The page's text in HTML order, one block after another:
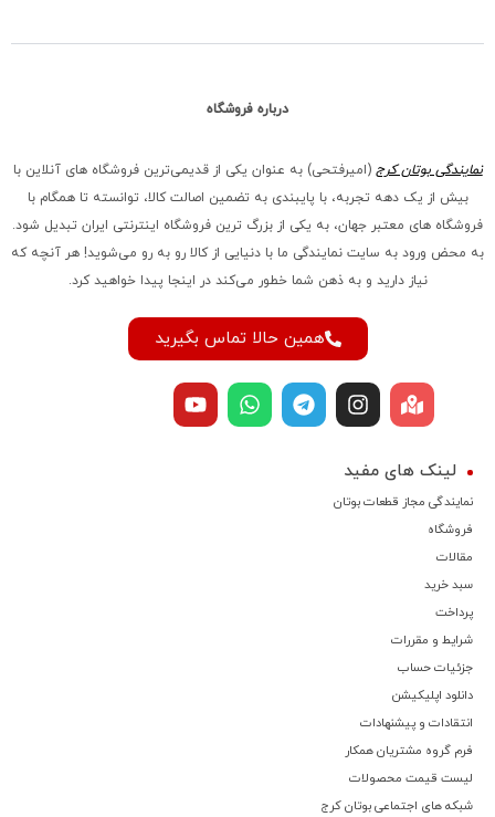
درباره فروشگاه
نمایندگی بوتان کرج (امیرفتحی) به عنوان یکی از قدیمی‌ترین فروشگاه های آنلاین با
بیش از یک دهه تجربه، با پایبندی به تضمین اصالت کالا، توانسته تا همگام با
فروشگاه‌ های معتبر جهان، به یکی از بزرگ‌ ترین فروشگاه اینترنتی ایران تبدیل شود.
به محض ورود به سایت نمایندگی ما با دنیایی از کالا رو به رو می‌شوید! هر آنچه که
نیاز دارید و به ذهن شما خطور می‌کند در اینجا پیدا خواهید کرد.
همین حالا تماس بگیرید
لینک های مفید
نمایندگی مجاز قطعات بوتان
فروشگاه
مقالات
سبد خرید
پرداخت
شرایط و مقررات
جزئیات حساب
دانلود اپلیکیشن
انتقادات و پیشنهادات
فرم گروه مشتریان همکار
لیست قیمت محصولات
شبکه های اجتماعی بوتان کرج